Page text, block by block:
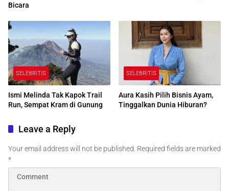
Bicara
SELEBRITIS
Ismi Melinda Tak Kapok Trail
Run, Sempat Kram di Gunung
SELEBRITIS
Aura Kasih Pilih Bisnis Ayam,
Tinggalkan Dunia Hiburan?
Leave a Reply
Your email address will not be published. Required fields are marked
*